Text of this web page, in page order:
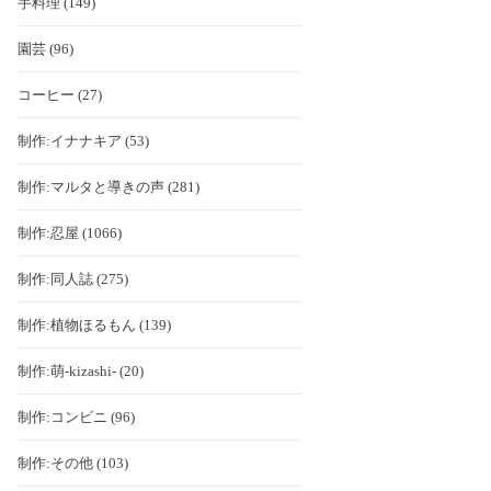
園芸 (96)
コーヒー (27)
制作:イナナキア (53)
制作:マルタと導きの声 (281)
制作:忍屋 (1066)
制作:同人誌 (275)
制作:植物ほるもん (139)
制作:萌-kizashi- (20)
制作:コンビニ (96)
制作:その他 (103)